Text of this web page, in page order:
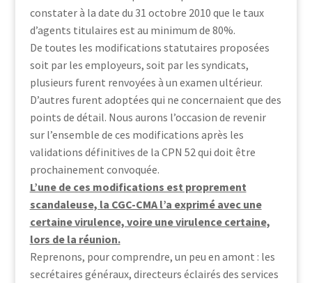
constater à la date du 31 octobre 2010 que le taux
d’agents titulaires est au minimum de 80%.
De toutes les modifications statutaires proposées
soit par les employeurs, soit par les syndicats,
plusieurs furent renvoyées à un examen ultérieur.
D’autres furent adoptées qui ne concernaient que des
points de détail. Nous aurons l’occasion de revenir
sur l’ensemble de ces modifications après les
validations définitives de la CPN 52 qui doit être
prochainement convoquée.
L’une de ces modifications est proprement
scandaleuse, la CGC-CMA l’a exprimé avec une
certaine virulence, voire une virulence certaine,
lors de la réunion.
Reprenons, pour comprendre, un peu en amont : les
secrétaires généraux, directeurs éclairés des services